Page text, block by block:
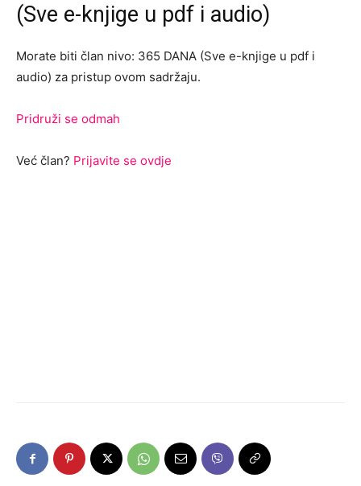
(Sve e-knjige u pdf i audio)
Morate biti član nivo: 365 DANA (Sve e-knjige u pdf i
audio) za pristup ovom sadržaju.
Pridruži se odmah
Već član? Prijavite se ovdje